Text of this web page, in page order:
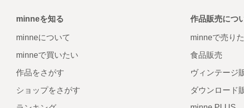
minneを知る
minneについて
minneで買いたい
作品をさがす
ショップをさがす
作品販売につ
minneで売り
食品販売
ヴィンテージ
ダウンロード